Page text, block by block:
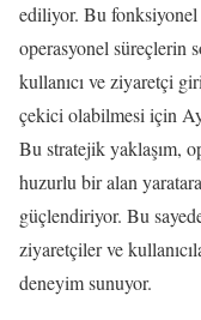
ediliyor. Bu fonksiyonel
operasyonel süreçlerin
kullanıcı ve ziyaretçi
çekici olabilmesi için
Bu stratejik yaklaşım,
huzurlu bir alan
güçlendiriyor. Bu
ziyaretçiler ve
deneyim sunuyor.